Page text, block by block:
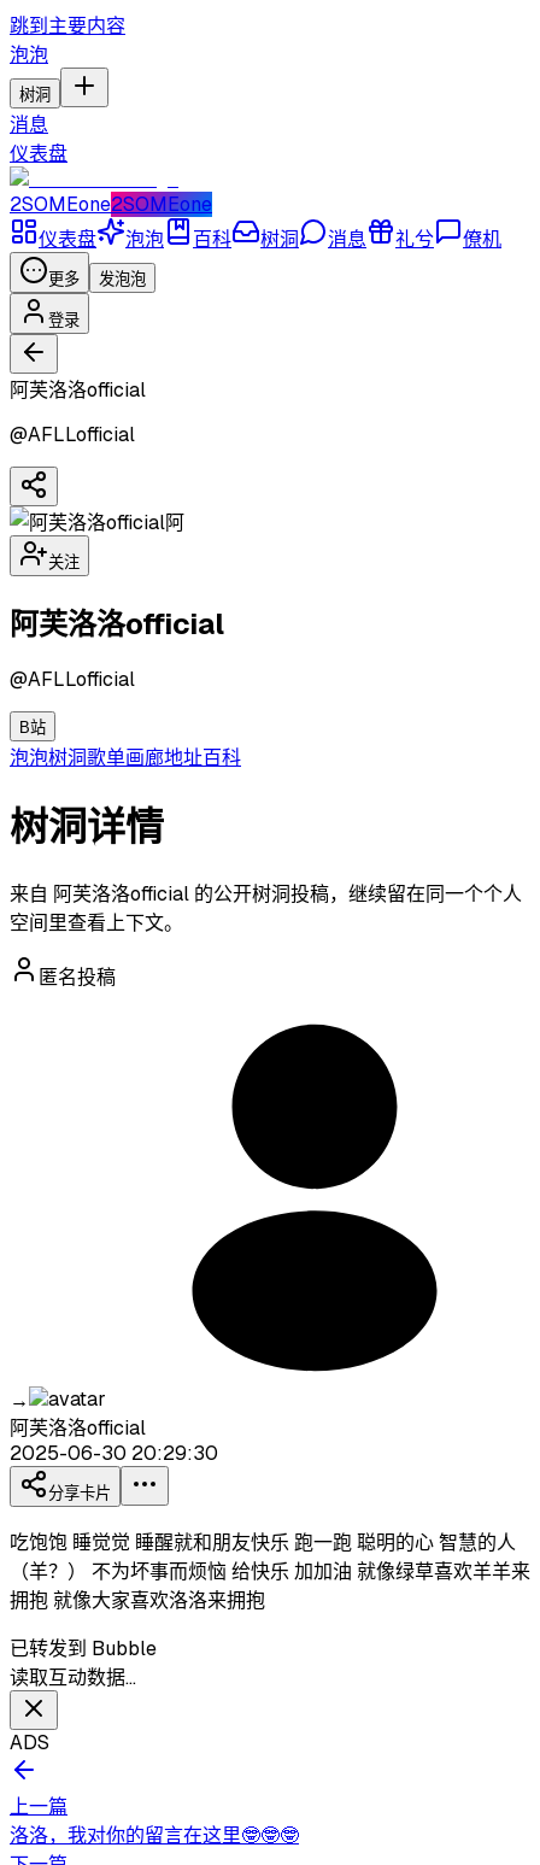
跳到主要内容
泡泡
树洞
消息
仪表盘
2SOMEone2SOMEone
仪表盘
泡泡 百科 树洞 消息 礼兮 僚机
更多 发泡泡
登录
阿芙洛洛official
@AFLLofficial
阿
关注
阿芙洛洛official
@AFLLofficial
B站
泡泡树洞歌单画廊地址百科
树洞详情
来自 阿芙洛洛official 的公开树洞投稿，继续留在同一个个人
空间里查看上下文。
匿名投稿
→
阿芙洛洛official
2025-06-30 20:29:30
分享卡片
吃饱饱 睡觉觉 睡醒就和朋友快乐 跑一跑 聪明的心 智慧的人
（羊？） 不为坏事而烦恼 给快乐 加加油 就像绿草喜欢羊羊来
拥抱 就像大家喜欢洛洛来拥抱
已转发到 Bubble
读取互动数据…
ADS
上一篇
洛洛，我对你的留言在这里🤓🤓🤓